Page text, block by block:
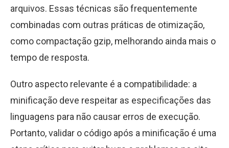
arquivos. Essas técnicas são frequentemente
combinadas com outras práticas de otimização,
como compactação gzip, melhorando ainda mais o
tempo de resposta.
Outro aspecto relevante é a compatibilidade: a
minificação deve respeitar as especificações das
linguagens para não causar erros de execução.
Portanto, validar o código após a minificação é uma